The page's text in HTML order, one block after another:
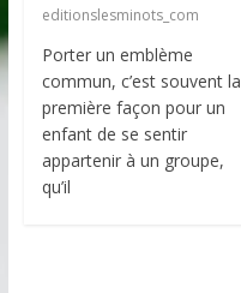
editionslesminots_com
Porter un emblème
commun, c’est souvent la
première façon pour un
enfant de se sentir
appartenir à un groupe,
qu’il